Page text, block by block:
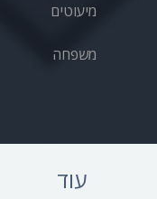
מיעוטים
משפחה
עוד